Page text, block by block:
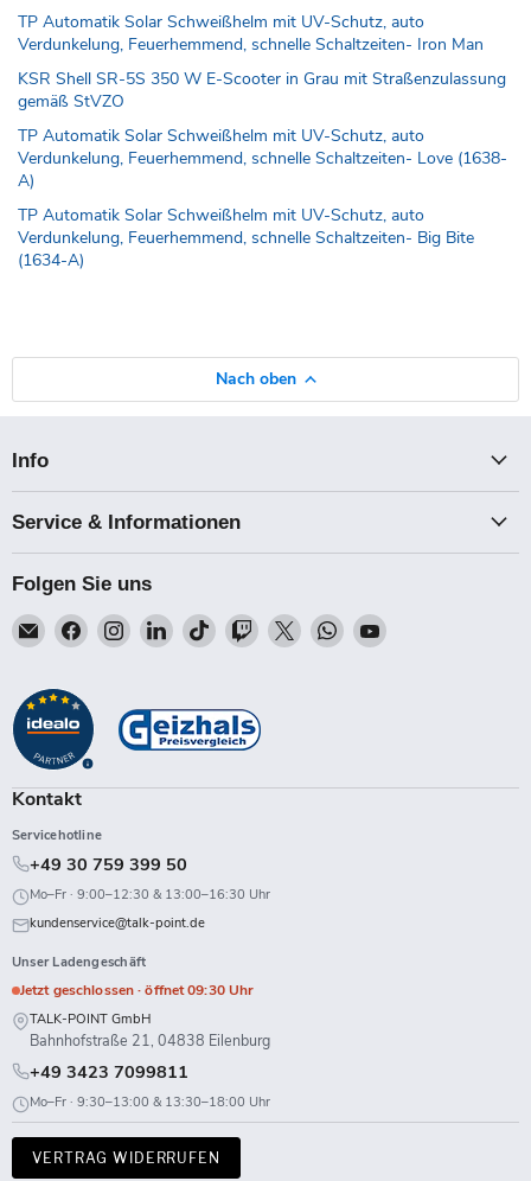
TP Automatik Solar Schweißhelm mit UV-Schutz, auto
Verdunkelung, Feuerhemmend, schnelle Schaltzeiten- Iron Man
KSR Shell SR-5S 350 W E-Scooter in Grau mit Straßenzulassung
gemäß StVZO
TP Automatik Solar Schweißhelm mit UV-Schutz, auto
Verdunkelung, Feuerhemmend, schnelle Schaltzeiten- Love (1638-
A)
TP Automatik Solar Schweißhelm mit UV-Schutz, auto
Verdunkelung, Feuerhemmend, schnelle Schaltzeiten- Big Bite
(1634-A)
Nach oben
Info
Service & Informationen
Folgen Sie uns
Email
Talk-
Finden
Sie
auf
Facebook
Finden
Sie
Instagram
Finden
Sie
LinkedIn
Finden
Sie
TikTok
Finden
Sie
Twitch
Finden
Sie
Finden
Sie
Finden
Kontakt
Servicehotline
+49 30 759 399 50
Mo–Fr · 9:00–12:30 & 13:00–16:30 Uhr
kundenservice@talk-point.de
Unser Ladengeschäft
Jetzt geschlossen · öffnet 09:30 Uhr
TALK-POINT GmbH
Bahnhofstraße 21, 04838 Eilenburg
+49 3423 7099811
Mo–Fr · 9:30–13:00 & 13:30–18:00 Uhr
VERTRAG WIDERRUFEN